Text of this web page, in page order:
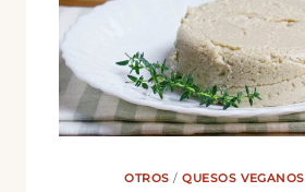
OTROS /QUESOS VEGANOS